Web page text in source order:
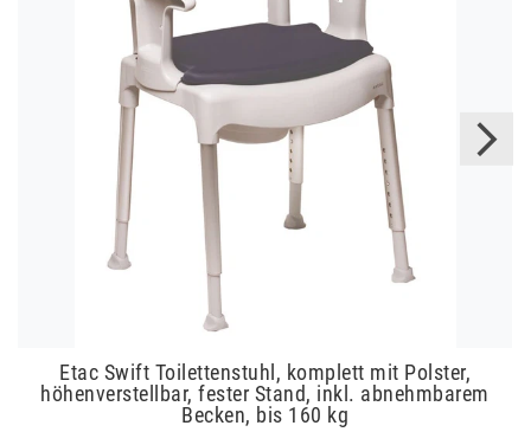
Etac Swift Toilettenstuhl, komplett mit Polster,
höhenverstellbar, fester Stand, inkl. abnehmbarem
Becken, bis 160 kg